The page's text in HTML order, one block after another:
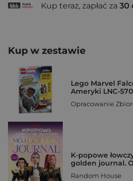
Kup teraz, zapłać za 30
Kup w zestawie
Lego Marvel
Ameryki LNC-
Opracowanie
K-popowe
golden journal.
Random House